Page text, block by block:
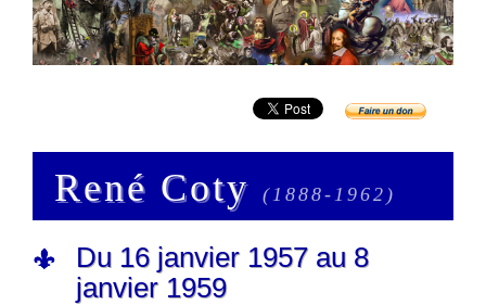
René Coty (1888-1962)
Du 16 janvier 1957 au 8
janvier 1959